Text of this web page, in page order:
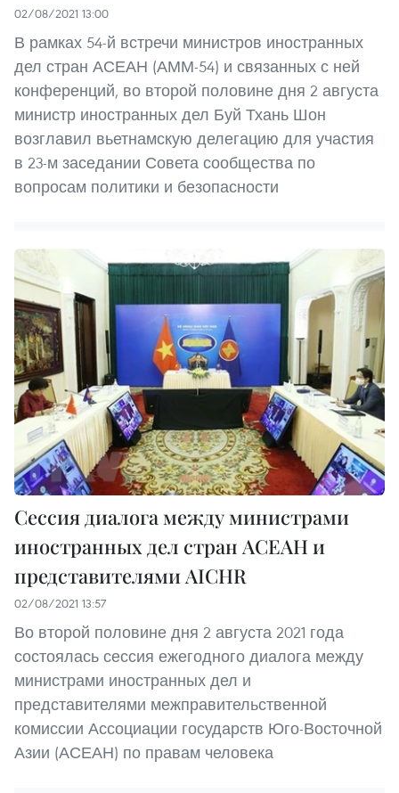
02/08/2021 13:00
В рамках 54-й встречи министров иностранных
дел стран АСЕАН (АММ-54) и связанных с ней
конференций, во второй половине дня 2 августа
министр иностранных дел Буй Тхань Шон
возглавил вьетнамскую делегацию для участия
в 23-м заседании Совета сообщества по
вопросам политики и безопасности
Сессия диалога между министрами
иностранных дел стран АСЕАН и
представителями AICHR
02/08/2021 13:57
Во второй половине дня 2 августа 2021 года
состоялась сессия ежегодного диалога между
министрами иностранных дел и
представителями межправительственной
комиссии Ассоциации государств Юго-Восточной
Азии (АСЕАН) по правам человека